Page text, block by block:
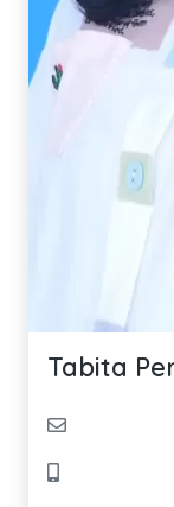
Tabita